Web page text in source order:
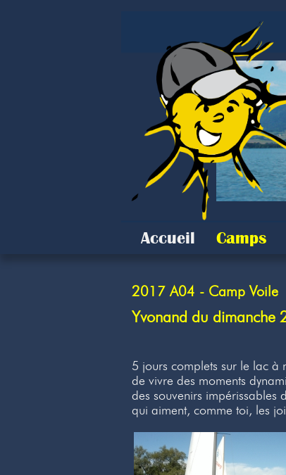
Accueil Camps
2017 A04 - Camp Voile
Yvonand du
5 jours complets sur le lac
de vivre des moments
des souvenirs
qui aiment, comme toi, les